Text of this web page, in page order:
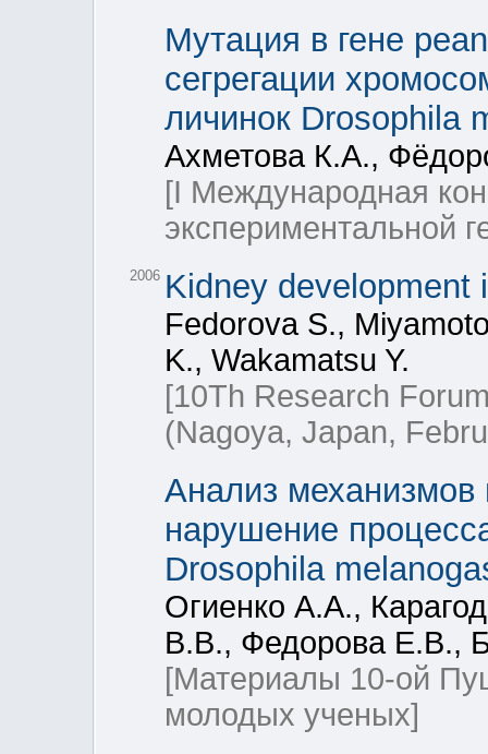
Мутация в гене
сегрегации
личинок Drosophila
Ахметова К.А.,
[I Международная
экспериментальной
2006 Kidney development
Fedorova S.,
K., Wakamatsu Y.
[10Th Research
(Nagoya, Japan,
Анализ механизмов
нарушение
Drosophila
Огиенко А.А.,
В.В., Федорова Е.В.,
[Материалы 10-ой
молодых ученых]